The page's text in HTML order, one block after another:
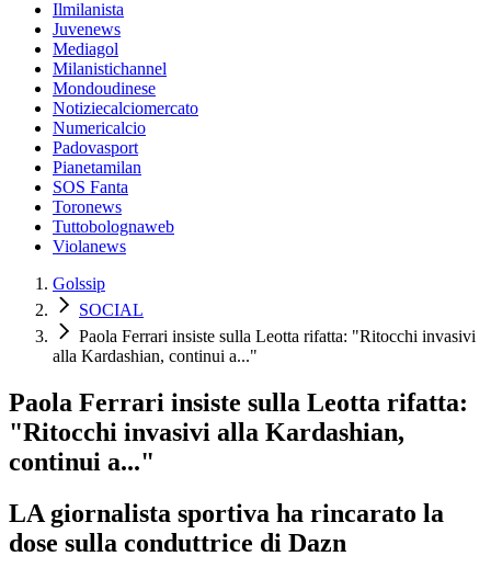
Ilmilanista
Juvenews
Mediagol
Milanistichannel
Mondoudinese
Notiziecalciomercato
Numericalcio
Padovasport
Pianetamilan
SOS Fanta
Toronews
Tuttobolognaweb
Violanews
Golssip
SOCIAL
Paola Ferrari insiste sulla Leotta rifatta: "Ritocchi invasivi
alla Kardashian, continui a..."
Paola Ferrari insiste sulla Leotta rifatta:
"Ritocchi invasivi alla Kardashian,
continui a..."
LA giornalista sportiva ha rincarato la
dose sulla conduttrice di Dazn